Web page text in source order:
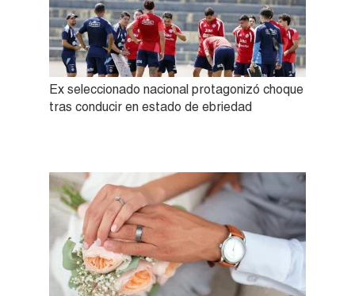
Ex seleccionado nacional protagonizó choque
tras conducir en estado de ebriedad